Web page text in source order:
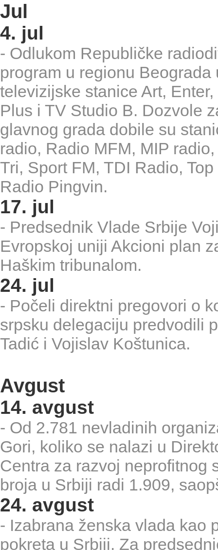
Jul
4. jul
- Odlukom Republičke
program u regionu
televizijske stanice Art,
Plus i TV Studio B. Dozvole
glavnog grada dobile su
radio, Radio MFM, MIP
Tri, Sport FM, TDI Radio,
Radio Pingvin.
17. jul
- Predsednik Vlade Srbije
Evropskoj uniji Akcioni plan
Haškim tribunalom.
24. jul
- Počeli direktni pregovori o
srpsku delegaciju predvodili
Tadić i Vojislav Koštunica.
Avgust
14. avgust
- Od 2.781 nevladinih
Gori, koliko se nalazi u
Centra za razvoj neprofitnog
broja u Srbiji radi 1.909,
24. avgust
- Izabrana ženska vlada kao
pokreta u Srbiji. Za